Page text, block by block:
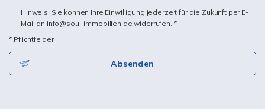
Hinweis: Sie können Ihre Einwilligung jederzeit für die Zukunft per E-
Mail an info@soul-immobilien.de widerrufen. *
* Pflichtfelder
Absenden